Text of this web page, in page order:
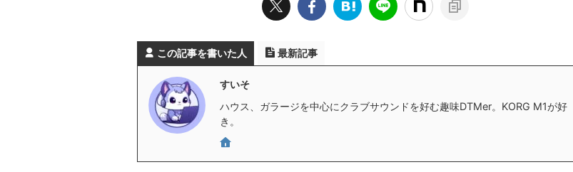
この記事を書いた人 最新記事
すいそ
ハウス、ガラージを中心にクラブサウンドを好む趣味DTMer。KORG M1が好
き。